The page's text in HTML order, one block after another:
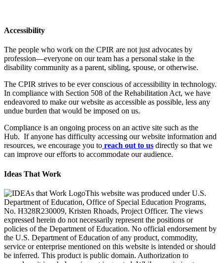
Accessibility
The people who work on the CPIR are not just advocates by
profession—everyone on our team has a personal stake in the
disability community as a parent, sibling, spouse, or otherwise.
The CPIR strives to be ever conscious of accessibility in technology.
In compliance with Section 508 of the Rehabilitation Act, we have
endeavored to make our website as accessible as possible, less any
undue burden that would be imposed on us.
Compliance is an ongoing process on an active site such as the
Hub. If anyone has difficulty accessing our website information and
resources, we encourage you to reach out to us directly so that we
can improve our efforts to accommodate our audience.
Ideas That Work
This website was produced under U.S.
Department of Education, Office of Special Education Programs,
No. H328R230009, Kristen Rhoads, Project Officer. The views
expressed herein do not necessarily represent the positions or
policies of the Department of Education. No official endorsement by
the U.S. Department of Education of any product, commodity,
service or enterprise mentioned on this website is intended or should
be inferred. This product is public domain. Authorization to